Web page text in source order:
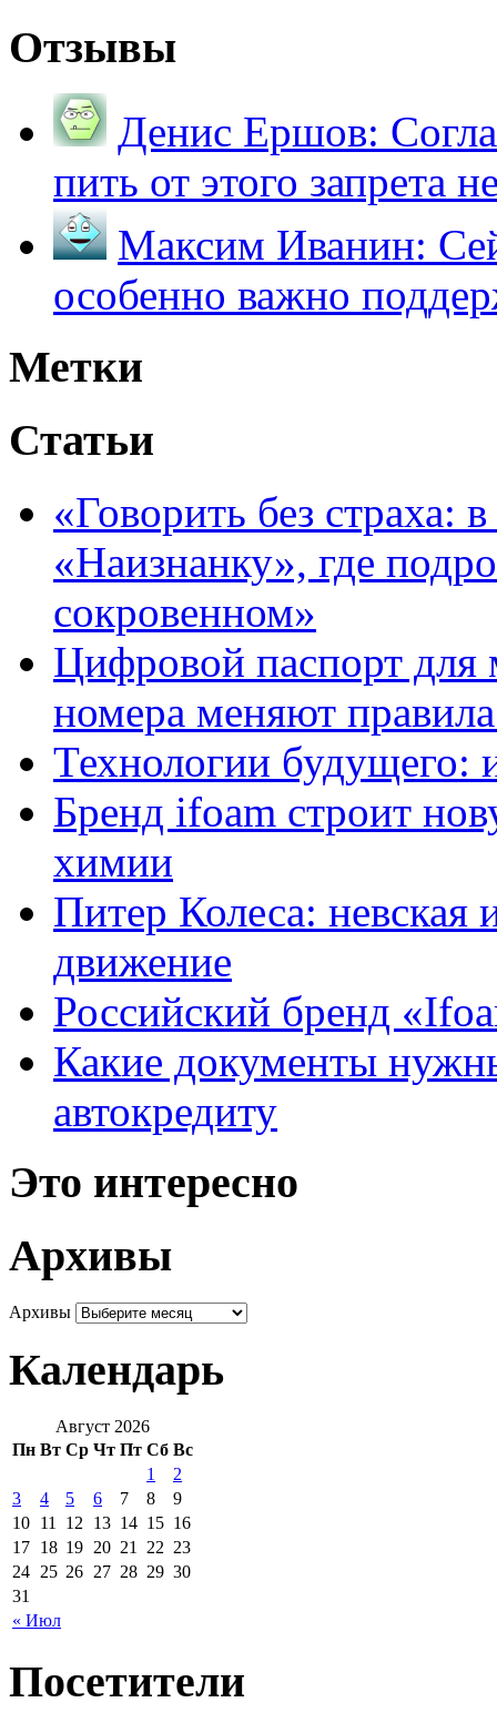
Отзывы
Денис Ершов:
пить от этого запрета
Максим Иванин:
особенно важно
Метки
Статьи
«Говорить без страха:
«Наизнанку», где
сокровенном»
Цифровой паспорт для
номера меняют
Технологии будущего:
Бренд ifoam строит
химии
Питер Колеса: невская
движение
Российский бренд
Какие документы
автокредиту
Это интересно
Архивы
Архивы
Календарь
Август 2026
Пн Вт Ср Чт Пт Сб Вс
« Июл
1
2
3
4 5 6 7 8
9
10 11 12 13 14 15 16
17 18 19 20 21 22 23
24 25 26 27 28 29 30
31
Посетители